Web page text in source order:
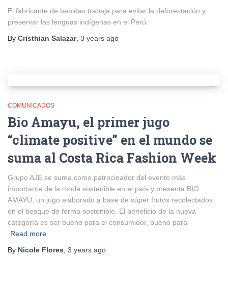
El fabricante de bebidas trabaja para evitar la deforestación y
preservar las lenguas indígenas en el Perú.
By Cristhian Salazar, 3 years ago
COMUNICADOS
Bio Amayu, el primer jugo
“climate positive” en el mundo se
suma al Costa Rica Fashion Week
Grupo AJE se suma como patrocinador del evento más
importante de la moda sostenible en el país y presenta BIO
AMAYU, un jugo elaborado a base de súper frutos recolectados
en el bosque de forma sostenible. El beneficio de la nueva
categoría es ser bueno para el consumidor, bueno para
Read more
By Nicole Flores 3 years ago